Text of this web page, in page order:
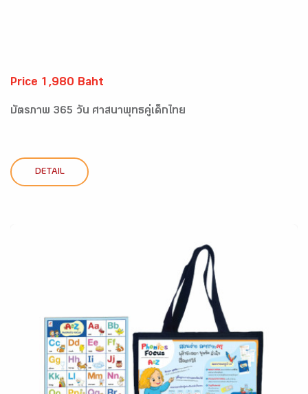
Price 1,980 Baht
บัตรภาพ 365 วัน ศาสนาพุทธคู่เด็กไทย
DETAIL